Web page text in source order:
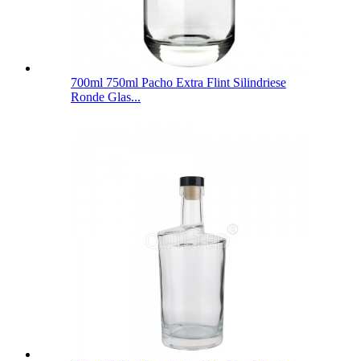
700ml 750ml Pacho Extra Flint Silindriese
Ronde Glas...